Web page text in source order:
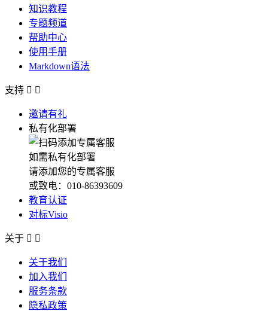
知识教程
专题频道
帮助中心
使用手册
Markdown语法
支持  
邀请有礼
私有化部署
如需私有化部署
请添加您的专属客服
或致电：010-86393609
教育认证
对标Visio
关于  
关于我们
加入我们
服务条款
隐私政策